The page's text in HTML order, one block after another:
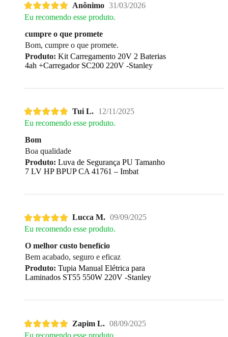
Anônimo 31/03/2026
Eu recomendo esse produto.
cumpre o que promete
Bom, cumpre o que promete.
Produto: Kit Carregamento 20V 2 Baterias
4ah +Carregador SC200 220V -Stanley
Tui L. 12/11/2025
Eu recomendo esse produto.
Bom
Boa qualidade
Produto: Luva de Segurança PU Tamanho
7 LV HP BPUP CA 41761 – Imbat
Lucca M. 09/09/2025
Eu recomendo esse produto.
O melhor custo benefício
Bem acabado, seguro e eficaz
Produto: Tupia Manual Elétrica para
Laminados ST55 550W 220V -Stanley
Zapim L. 08/09/2025
Eu recomendo esse produto.